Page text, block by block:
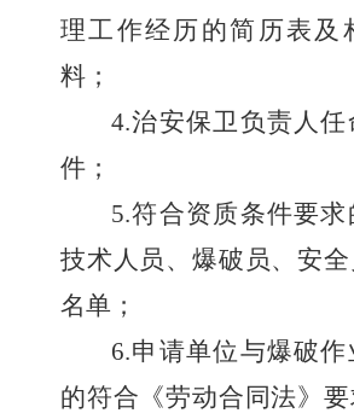
理工作经历的简历表及
料；
4.治安保卫负责人任
件；
5.符合资质条件要求
技术人员、爆破员、安
名单；
6.申请单位与爆破
的符合《劳动合同法》